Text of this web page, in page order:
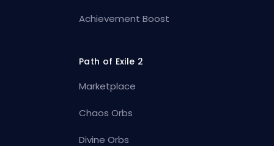
Achievement Boost
Path of Exile 2
Marketplace
Chaos Orbs
Divine Orbs